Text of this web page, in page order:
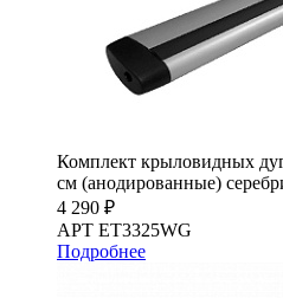
Комплект крыловидных
см (анодированные)
4 290 ₽
АРТ ET3325WG
Подробнее